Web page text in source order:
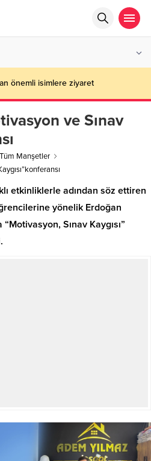
önemli isimlere ziyaret
ve Sınav
Tüm Manşetler
etkinliklerle adından söz ettiren
yönelik Erdoğan
Sınav Kaygısı”